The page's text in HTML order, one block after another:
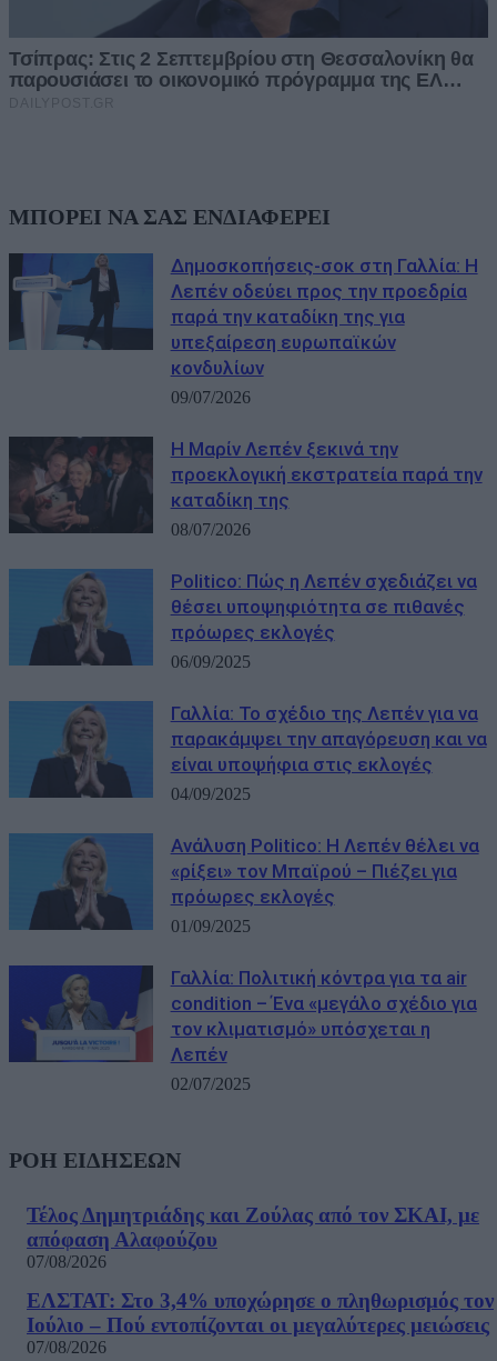
ΜΠΟΡΕΙ ΝΑ ΣΑΣ ΕΝΔΙΑΦΕΡΕΙ
Δημοσκοπήσεις-σοκ στη Γαλλία: Η
Λεπέν οδεύει προς την προεδρία
παρά την καταδίκη της για
υπεξαίρεση ευρωπαϊκών
κονδυλίων
09/07/2026
Η Μαρίν Λεπέν ξεκινά την
προεκλογική εκστρατεία παρά την
καταδίκη της
08/07/2026
Politico: Πώς η Λεπέν σχεδιάζει να
θέσει υποψηφιότητα σε πιθανές
πρόωρες εκλογές
06/09/2025
Γαλλία: Το σχέδιο της Λεπέν για να
παρακάμψει την απαγόρευση και να
είναι υποψήφια στις εκλογές
04/09/2025
Ανάλυση Politico: Η Λεπέν θέλει να
«ρίξει» τον Μπαϊρού – Πιέζει για
πρόωρες εκλογές
01/09/2025
Γαλλία: Πολιτική κόντρα για τα air
condition – Ένα «μεγάλο σχέδιο για
τον κλιματισμό» υπόσχεται η
Λεπέν
02/07/2025
ΡΟΗ ΕΙΔΗΣΕΩΝ
Τέλος Δημητριάδης και Ζούλας από τον ΣΚΑΙ, με
απόφαση Αλαφούζου
07/08/2026
ΕΛΣΤΑΤ: Στο 3,4% υποχώρησε ο πληθωρισμός τον
Ιούλιο – Πού εντοπίζονται οι μεγαλύτερες μειώσεις
07/08/2026